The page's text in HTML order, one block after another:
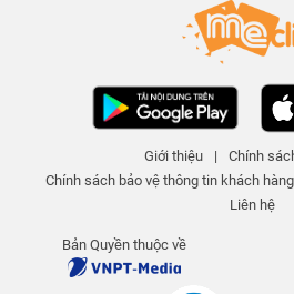
Giới thiệu | Chính
Chính sách bảo vệ thông tin khách hàng
Liên hệ
Bản Quyền thuộc về